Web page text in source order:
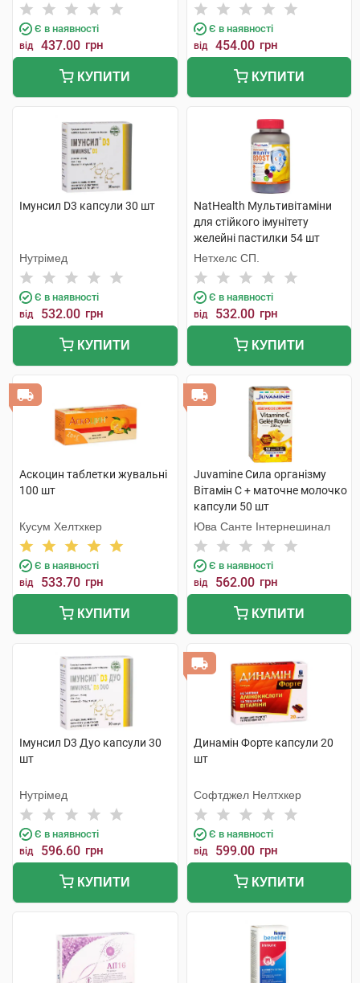
Є в наявності
від 437.00 грн
КУПИТИ
Є в наявності
від 454.00 грн
КУПИТИ
Імунсил D3 капсули 30 шт
Нутрімед
Є в наявності
від 532.00 грн
КУПИТИ
NatHealth Мультивітаміни
для стійкого імунітету
желейні пастилки 54 шт
Нетхелс СП.
Є в наявності
від 532.00 грн
КУПИТИ
Аскоцин таблетки жувальні
100 шт
Кусум Хелтхкер
Є в наявності
від 533.70 грн
КУПИТИ
Juvamine Сила організму
Вітамін C + маточне молочко
капсули 50 шт
Юва Санте Інтернешинал
Є в наявності
від 562.00 грн
КУПИТИ
Імунсил D3 Дуо капсули 30
шт
Нутрімед
Є в наявності
від 596.60 грн
КУПИТИ
Динамін Форте капсули 20
шт
Софтджел Нелтхкер
Є в наявності
від 599.00 грн
КУПИТИ